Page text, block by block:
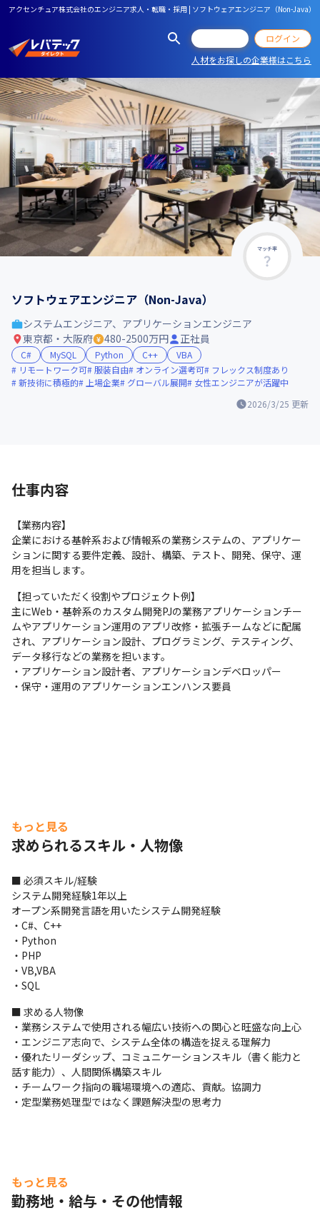
アクセンチュア株式会社のエンジニア求人・転職・採用 | ソフトウェアエンジニア（Non-Java）
ログイン
人材をお探しの企業様はこちら
マッチ率
ソフトウェアエンジニア（Non-Java）
2026/3/25 更新
システムエンジニア、アプリケーションエンジニア
東京都・大阪府
480-2500万円 正社員
C# MySQL Python C++
VBA
リモートワーク可 服装自由 オンライン選考可
フレックス制度あり
新技術に積極的
上場企業 グローバル展開 女性エンジニアが活躍中
仕事内容
【業務内容】
企業における基幹系および情報系の業務システムの、アプリケー
ションに関する要件定義、設計、構築、テスト、開発、保守、運
用を担当します。
【担っていただく役割やプロジェクト例】
主にWeb・基幹系のカスタム開発PJの業務アプリケーションチー
ムやアプリケーション運用のアプリ改修・拡張チームなどに配属
され、アプリケーション設計、プログラミング、テスティング、
データ移行などの業務を担います。
・アプリケーション設計者、アプリケーションデベロッパー
・保守・運用のアプリケーションエンハンス要員
もっと見る
求められるスキル・人物像
■ 必須スキル/経験
システム開発経験1年以上
オープン系開発言語を用いたシステム開発経験
・C#、C++
・Python
・PHP
・VB,VBA
・SQL
■ 求める人物像
・業務システムで使用される幅広い技術への関心と旺盛な向上心
・エンジニア志向で、システム全体の構造を捉える理解力
・優れたリーダシップ、コミュニケーションスキル（書く能力と
話す能力）、人間関係構築スキル
・チームワーク指向の職場環境への適応、貢献。協調力
・定型業務処理型ではなく課題解決型の思考力
もっと見る
勤務地・給与・その他情報